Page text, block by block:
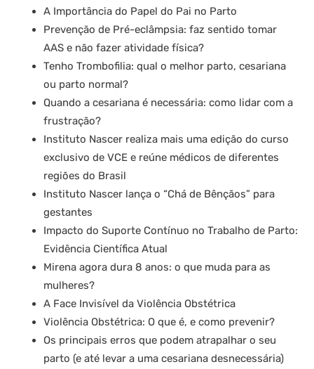
A Importância do Papel do Pai no Parto
Prevenção de Pré-eclâmpsia: faz sentido tomar
AAS e não fazer atividade física?
Tenho Trombofilia: qual o melhor parto, cesariana
ou parto normal?
Quando a cesariana é necessária: como lidar com a
frustração?
Instituto Nascer realiza mais uma edição do curso
exclusivo de VCE e reúne médicos de diferentes
regiões do Brasil
Instituto Nascer lança o “Chá de Bênçãos” para
gestantes
Impacto do Suporte Contínuo no Trabalho de Parto:
Evidência Científica Atual
Mirena agora dura 8 anos: o que muda para as
mulheres?
A Face Invisível da Violência Obstétrica
Violência Obstétrica: O que é, e como prevenir?
Os principais erros que podem atrapalhar o seu
parto (e até levar a uma cesariana desnecessária)